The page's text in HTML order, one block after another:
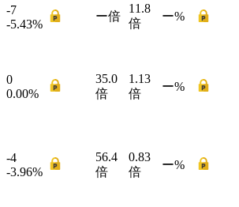
-7
-5.43%
ー倍
11.8
倍
ー%
0
0.00%
35.0
倍
1.13
倍
ー%
-4
-3.96%
56.4
倍
0.83
倍
ー%